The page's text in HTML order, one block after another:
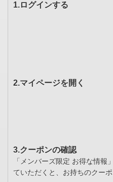
1.ログインする
2.マイページを開く
3.クーポンの確認
「メンバーズ限定 お得な情報
ていただくと、お持ちのクー